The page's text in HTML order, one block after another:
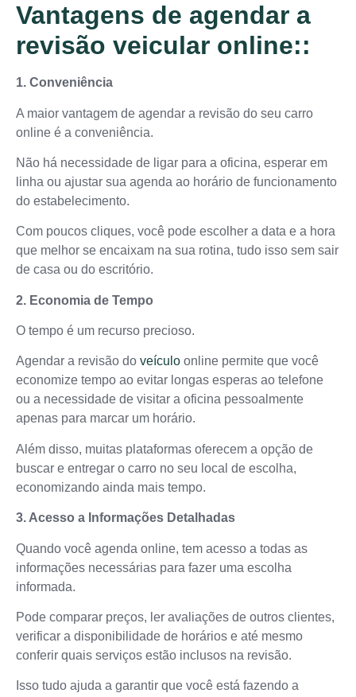
Vantagens de agendar a
revisão veicular online::
1. Conveniência
A maior vantagem de agendar a revisão do seu carro
online é a conveniência.
Não há necessidade de ligar para a oficina, esperar em
linha ou ajustar sua agenda ao horário de funcionamento
do estabelecimento.
Com poucos cliques, você pode escolher a data e a hora
que melhor se encaixam na sua rotina, tudo isso sem sair
de casa ou do escritório.
2. Economia de Tempo
O tempo é um recurso precioso.
Agendar a revisão do veículo online permite que você
economize tempo ao evitar longas esperas ao telefone
ou a necessidade de visitar a oficina pessoalmente
apenas para marcar um horário.
Além disso, muitas plataformas oferecem a opção de
buscar e entregar o carro no seu local de escolha,
economizando ainda mais tempo.
3. Acesso a Informações Detalhadas
Quando você agenda online, tem acesso a todas as
informações necessárias para fazer uma escolha
informada.
Pode comparar preços, ler avaliações de outros clientes,
verificar a disponibilidade de horários e até mesmo
conferir quais serviços estão inclusos na revisão.
Isso tudo ajuda a garantir que você está fazendo a